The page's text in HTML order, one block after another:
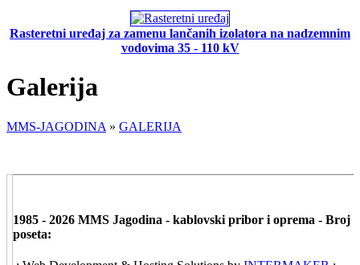
Rasteretni uređaj za zamenu lančanih izolatora na nadzemnim
vodovima 35 - 110 kV
Galerija
MMS-JAGODINA » GALERIJA
1985 - 2026 MMS Jagodina - kablovski pribor i oprema - Broj
poseta: